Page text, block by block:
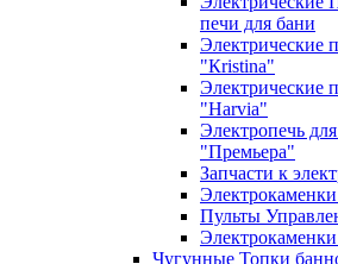
печи для бани
Электрические
"Кristina"
Электрические
"Harvia"
Электропечь
"Премьера"
Запчасти к
Пульты
Чугунные Топки